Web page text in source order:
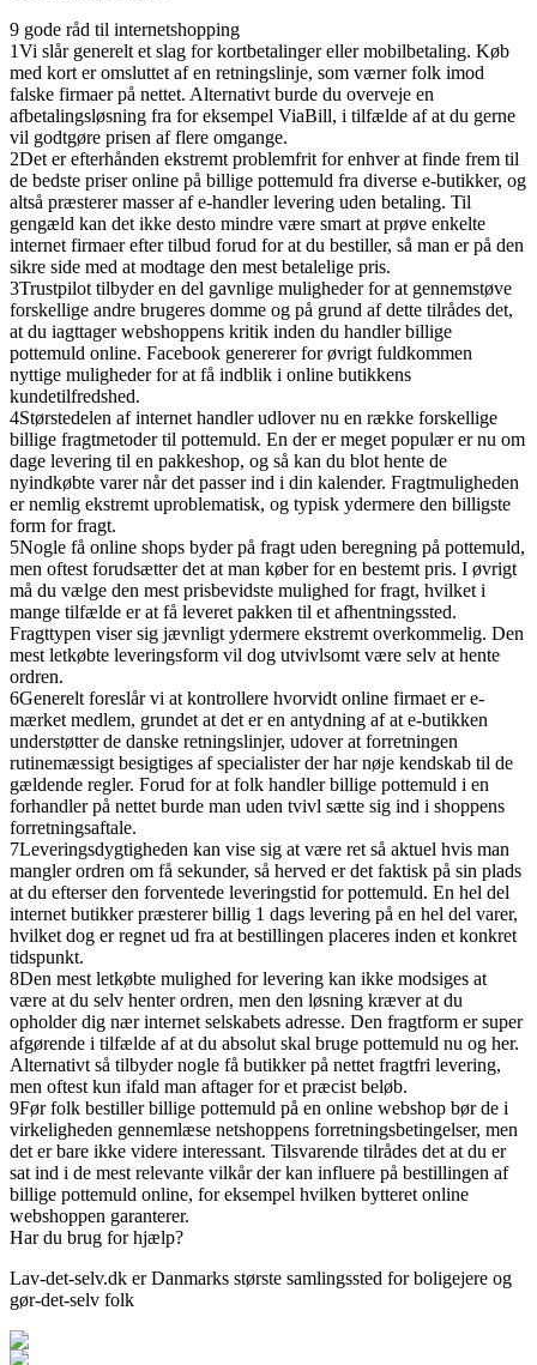
9 gode råd til internetshopping
1Vi slår generelt et slag for kortbetalinger eller mobilbetaling. Køb
med kort er omsluttet af en retningslinje, som værner folk imod
falske firmaer på nettet. Alternativt burde du overveje en
afbetalingsløsning fra for eksempel ViaBill, i tilfælde af at du gerne
vil godtgøre prisen af flere omgange.
2Det er efterhånden ekstremt problemfrit for enhver at finde frem til
de bedste priser online på billige pottemuld fra diverse e-butikker, og
altså præsterer masser af e-handler levering uden betaling. Til
gengæld kan det ikke desto mindre være smart at prøve enkelte
internet firmaer efter tilbud forud for at du bestiller, så man er på den
sikre side med at modtage den mest betalelige pris.
3Trustpilot tilbyder en del gavnlige muligheder for at gennemstøve
forskellige andre brugeres domme og på grund af dette tilrådes det,
at du iagttager webshoppens kritik inden du handler billige
pottemuld online. Facebook genererer for øvrigt fuldkommen
nyttige muligheder for at få indblik i online butikkens
kundetilfredshed.
4Størstedelen af internet handler udlover nu en række forskellige
billige fragtmetoder til pottemuld. En der er meget populær er nu om
dage levering til en pakkeshop, og så kan du blot hente de
nyindkøbte varer når det passer ind i din kalender. Fragtmuligheden
er nemlig ekstremt uproblematisk, og typisk ydermere den billigste
form for fragt.
5Nogle få online shops byder på fragt uden beregning på pottemuld,
men oftest forudsætter det at man køber for en bestemt pris. I øvrigt
må du vælge den mest prisbevidste mulighed for fragt, hvilket i
mange tilfælde er at få leveret pakken til et afhentningssted.
Fragttypen viser sig jævnligt ydermere ekstremt overkommelig. Den
mest letkøbte leveringsform vil dog utvivlsomt være selv at hente
ordren.
6Generelt foreslår vi at kontrollere hvorvidt online firmaet er e-
mærket medlem, grundet at det er en antydning af at e-butikken
understøtter de danske retningslinjer, udover at forretningen
rutinemæssigt besigtiges af specialister der har nøje kendskab til de
gældende regler. Forud for at folk handler billige pottemuld i en
forhandler på nettet burde man uden tvivl sætte sig ind i shoppens
forretningsaftale.
7Leveringsdygtigheden kan vise sig at være ret så aktuel hvis man
mangler ordren om få sekunder, så herved er det faktisk på sin plads
at du efterser den forventede leveringstid for pottemuld. En hel del
internet butikker præsterer billig 1 dags levering på en hel del varer,
hvilket dog er regnet ud fra at bestillingen placeres inden et konkret
tidspunkt.
8Den mest letkøbte mulighed for levering kan ikke modsiges at
være at du selv henter ordren, men den løsning kræver at du
opholder dig nær internet selskabets adresse. Den fragtform er super
afgørende i tilfælde af at du absolut skal bruge pottemuld nu og her.
Alternativt så tilbyder nogle få butikker på nettet fragtfri levering,
men oftest kun ifald man aftager for et præcist beløb.
9Før folk bestiller billige pottemuld på en online webshop bør de i
virkeligheden gennemlæse netshoppens forretningsbetingelser, men
det er bare ikke videre interessant. Tilsvarende tilrådes det at du er
sat ind i de mest relevante vilkår der kan influere på bestillingen af
billige pottemuld online, for eksempel hvilken bytteret online
webshoppen garanterer.
Har du brug for hjælp?
Lav-det-selv.dk er Danmarks største samlingssted for boligejere og
gør-det-selv folk